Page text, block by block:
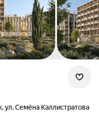
ул. Семёна Каллистратова